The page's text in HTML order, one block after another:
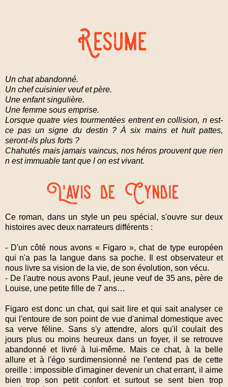
Un chat abandonné.
Un chef cuisinier veuf et père.
Une enfant singulière.
Une femme sous emprise.
Lorsque quatre vies tourmentées entrent en collision, n est-
ce pas un signe du destin ? À six mains et huit pattes,
seront-ils plus forts ?
Chahutés mais jamais vaincus, nos héros prouvent que rien
n est immuable tant que l on est vivant.
Ce roman, dans un style un peu spécial, s'ouvre sur deux
histoires avec deux narrateurs différents :
- D'un côté nous avons « Figaro », chat de type européen
qui n'a pas la langue dans sa poche. Il est observateur et
nous livre sa vision de la vie, de son évolution, son vécu.
- De l'autre nous avons Paul, jeune veuf de 35 ans, père de
Louise, une petite fille de 7 ans…
Figaro est donc un chat, qui sait lire et qui sait analyser ce
qui l'entoure de son point de vue d'animal domestique avec
sa verve féline. Sans s'y attendre, alors qu'il coulait des
jours plus ou moins heureux dans un foyer, il se retrouve
abandonné et livré à lui-même. Mais ce chat, à la belle
allure et à l'égo surdimensionné ne l'entend pas de cette
oreille : impossible d'imaginer devenir un chat errant, il aime
bien trop son petit confort et surtout se sent bien trop